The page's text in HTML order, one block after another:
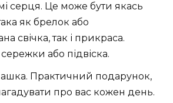
серця. Це може бути якась
як брелок або
свічка, так і прикраса.
або підвіска.
Практичний подарунок,
про вас кожен день.